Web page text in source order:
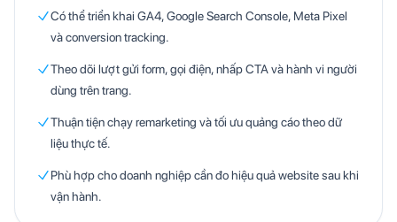
Có thể triển khai GA4, Google Search Console, Meta Pixel
và conversion tracking.
Theo dõi lượt gửi form, gọi điện, nhấp CTA và hành vi người
dùng trên trang.
Thuận tiện chạy remarketing và tối ưu quảng cáo theo dữ
liệu thực tế.
Phù hợp cho doanh nghiệp cần đo hiệu quả website sau khi
vận hành.